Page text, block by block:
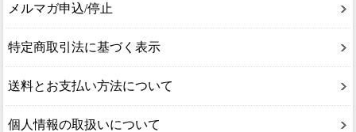
メルマガ申込/停止
特定商取引法に基づく表示
送料とお支払い方法について
個人情報の取扱いについて